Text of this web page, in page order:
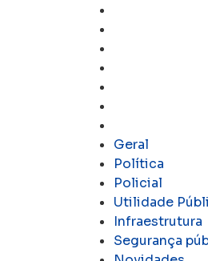
Geral
Política
Policial
Utilidade
Infraestrutura
Segurança